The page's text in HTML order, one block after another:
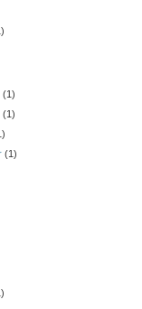
(1)
(1)
(1)